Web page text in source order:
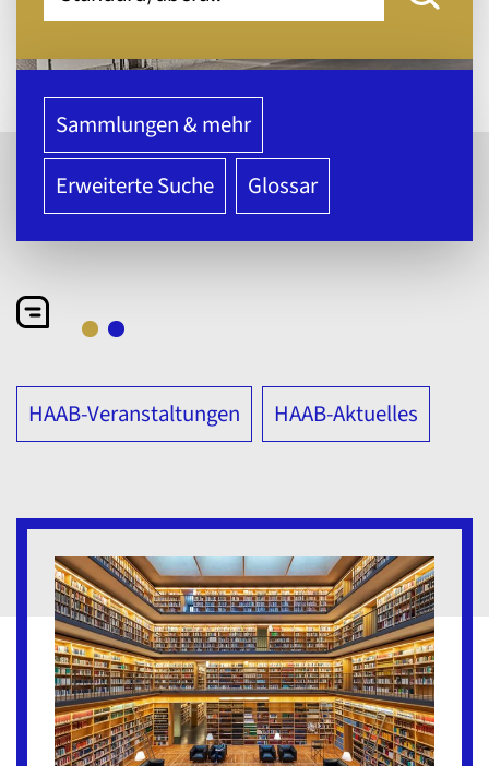
Sammlungen & mehr
Erweiterte Suche
Glossar
HAAB-Veranstaltungen HAAB-Aktuelles